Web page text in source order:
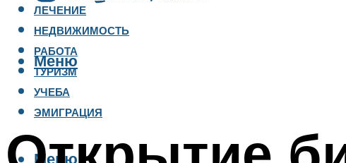
ЛЕЧЕНИЕ
НЕДВИЖИМОСТЬ
РАБОТА
ТУРИЗМ
УЧЕБА
ЭМИГРАЦИЯ
Меню
Меню